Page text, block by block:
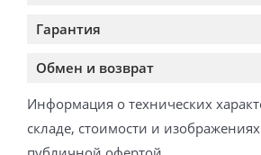
Гарантия
Обмен и возврат
Информация о технических
складе, стоимости и